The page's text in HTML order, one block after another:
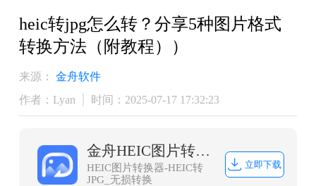
heic转jpg怎么转？分享5种图片格式
转换方法（附教程））
来源：
金舟软件
作者：Lyan
时间：2025-07-17 17:32:23
金舟HEIC图片转换器
HEIC图片转换器-HEIC转
JPG_无损转换
立即下载